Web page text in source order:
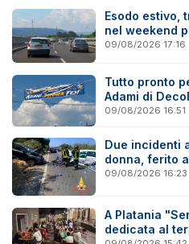
Esodo estivo,
nel weekend
09/08/2026 17:16
Tutto pronto
Adami di
09/08/2026 16:51
Due incidenti
donna, ferito
09/08/2026 16:23
A Platania
dedicata al